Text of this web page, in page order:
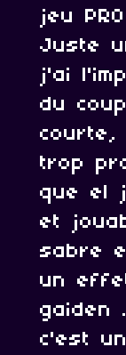
jeu
Juste
j'ai
du
courte,
trop
que el
et
sabre
un
gaiden
c'est